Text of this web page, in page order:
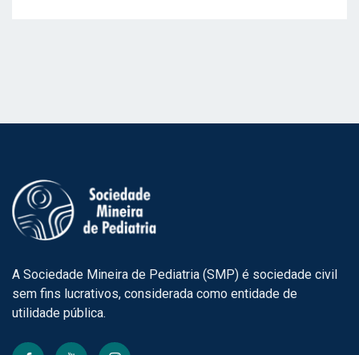
A Sociedade Mineira de Pediatria (SMP) é sociedade civil
sem fins lucrativos, considerada como entidade de
utilidade pública.